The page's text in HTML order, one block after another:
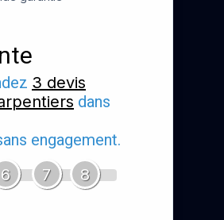
3 devis
dans
engagement.
6 7 8